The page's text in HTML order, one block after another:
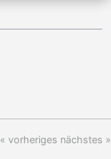
« vorheriges nächstes »